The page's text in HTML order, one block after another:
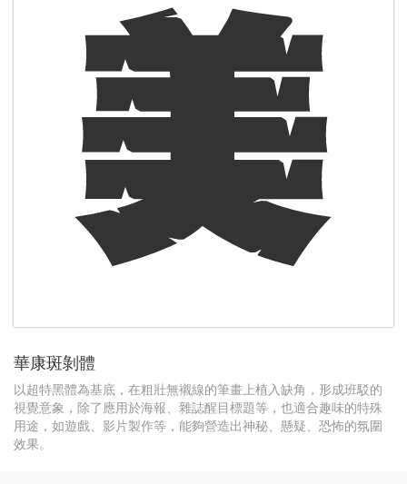
美
華康斑剝體
以超特黑體為基底，在粗壯無襯線的筆畫上植入缺角，形成班駁的
視覺意象，除了應用於海報、雜誌醒目標題等，也適合趣味的特殊
用途，如遊戲、影片製作等，能夠營造出神秘、懸疑、恐怖的氛圍
效果。